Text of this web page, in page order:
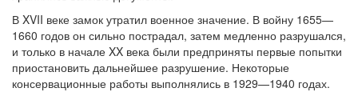
В XVII веке замок утратил военное значение. В войну 1655—
1660 годов он сильно пострадал, затем медленно разрушался,
и только в начале XX века были предприняты первые попытки
приостановить дальнейшее разрушение. Некоторые
консервационные работы выполнялись в 1929—1940 годах.